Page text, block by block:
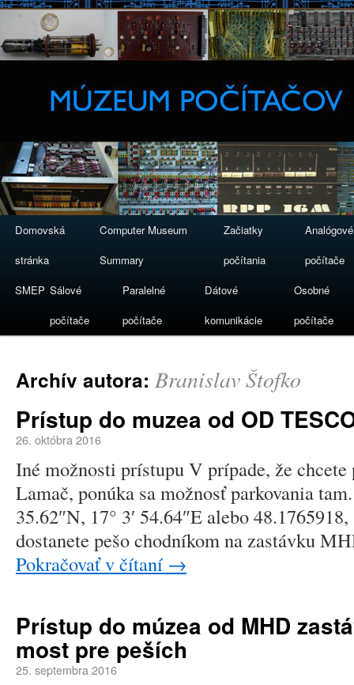
Domovská
stránka
Computer Museum
Summary
Začiatky
počítania
Analógové
počítače
SMEP Sálové
počítače
Paralelné
počítače
Dátové
komunikácie
Osobné
počítače
Archív autora: Branislav Štofko
Prístup do muzea od OD
26. októbra 2016
Iné možnosti prístupu V prípade, že
Lamač, ponúka sa možnosť parkovania
35.62″N, 17° 3′ 54.64″E alebo
dostanete pešo chodníkom na zastávku
Pokračovať v čítaní →
Prístup do múzea od MHD
most pre peších
25. septembra 2016